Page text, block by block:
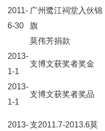
2011-
6-30
广州鹭江祠堂入伙锦
旗
莫伟芳捐款
2013-
1-1
支博文获奖者奖金
2013-
1-1
支博文获奖者奖品
2013-支2011.7-2013.6莫